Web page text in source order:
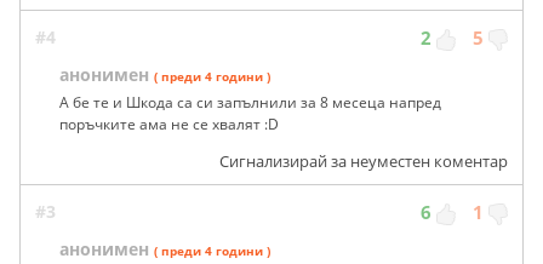
#4 2 5
анонимен ( преди 4 години )
А бе те и Шкода са си запълнили за 8 месеца напред
поръчките ама не се хвалят :D
Сигнализирай за неуместен коментар
#3 6 1
анонимен ( преди 4 години )